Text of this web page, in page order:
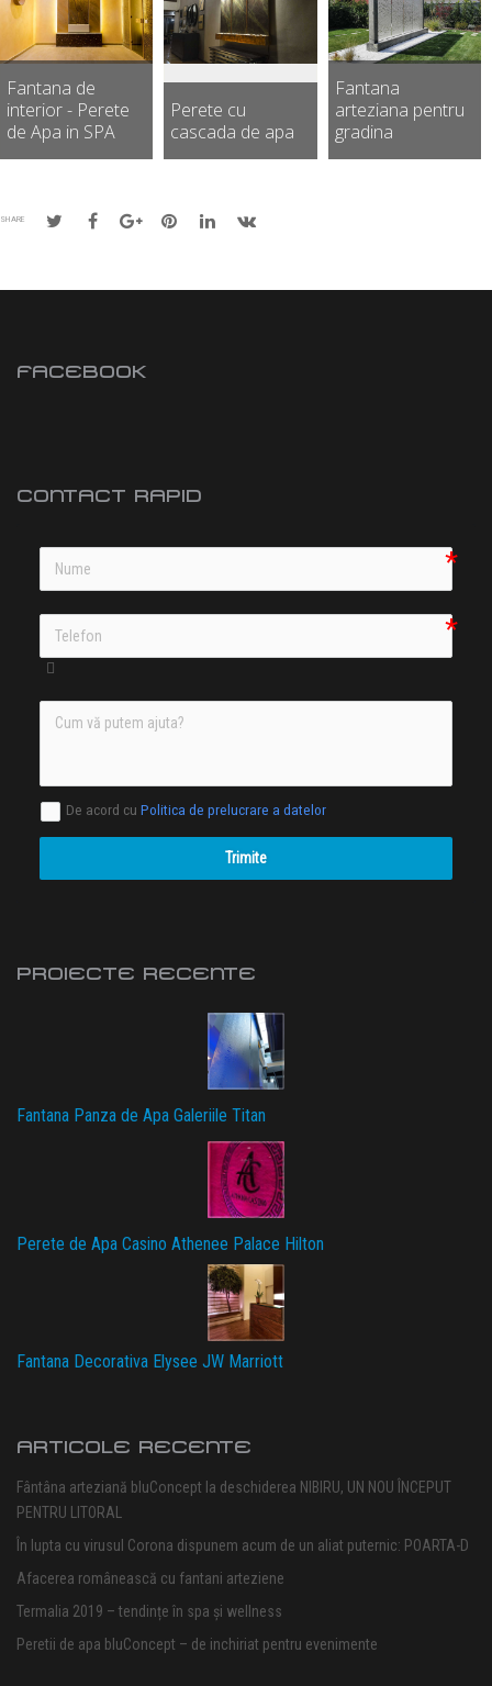
Fantana de
interior - Perete
de Apa in SPA
Perete cu
cascada de apa
Fantana
arteziana pentru
gradina
SHARE
FACEBOOK
CONTACT RAPID
De acord cu Politica de prelucrare a datelor
Trimite
PROIECTE RECENTE
Fantana Panza de Apa Galeriile Titan
Perete de Apa Casino Athenee Palace Hilton
Fantana Decorativa Elysee JW Marriott
ARTICOLE RECENTE
Fântâna arteziană bluConcept la deschiderea NIBIRU, UN NOU ÎNCEPUT
PENTRU LITORAL
În lupta cu virusul Corona dispunem acum de un aliat puternic: POARTA-D
Afacerea românească cu fantani arteziene
Termalia 2019 – tendințe în spa și wellness
Peretii de apa bluConcept – de inchiriat pentru evenimente